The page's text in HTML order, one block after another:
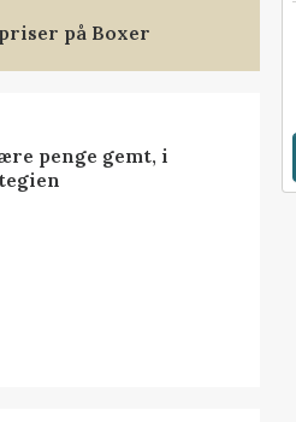
på Boxer
penge gemt, i